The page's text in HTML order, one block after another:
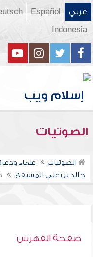
عربي Español
Indonesia
الصوتيات
الصوتيات علماء
خالد بن علي المشيقح
صفحة الفهرس